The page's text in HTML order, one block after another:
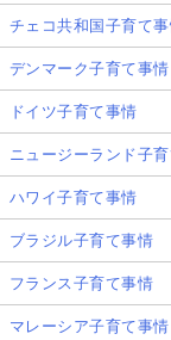
チェコ共和国子育て
デンマーク子育て事情
ドイツ子育て事情
ニュージーランド子
ハワイ子育て事情
ブラジル子育て事情
フランス子育て事情
マレーシア子育て事情